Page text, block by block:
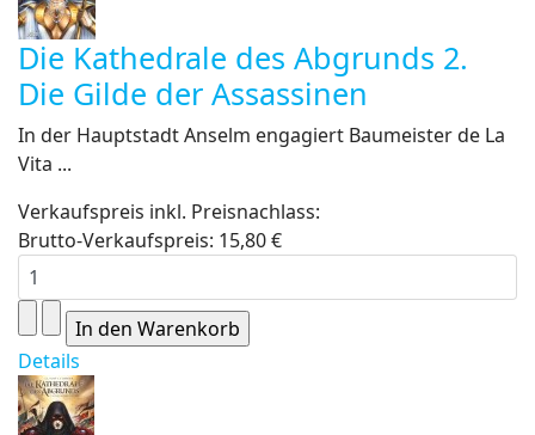
Die Kathedrale des Abgrunds 2.
Die Gilde der Assassinen
In der Hauptstadt Anselm engagiert Baumeister de La
Vita ...
Verkaufspreis inkl. Preisnachlass:
Brutto-Verkaufspreis: 15,80 €
Details